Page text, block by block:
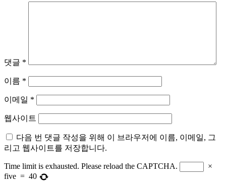
댓글 *
이름 *
이메일 *
웹사이트
다음 번 댓글 작성을 위해 이 브라우저에 이름, 이메일, 그
리고 웹사이트를 저장합니다.
Time limit is exhausted. Please reload the CAPTCHA.
×
five = 40